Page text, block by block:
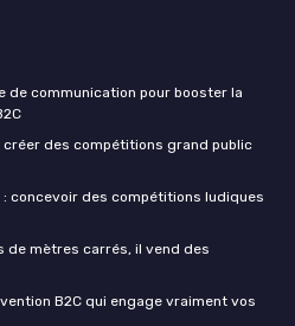
de communication pour booster la
des compétitions grand public
concevoir des compétitions ludiques
de mètres carrés, il vend des
B2C qui engage vraiment vos